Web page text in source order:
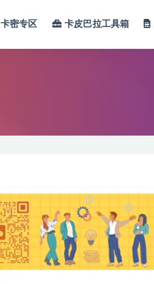
卡密专区 卡皮巴拉工具箱